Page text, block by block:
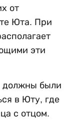
от
Юта. При
эти
должны были
в Юту, где
с отцом.